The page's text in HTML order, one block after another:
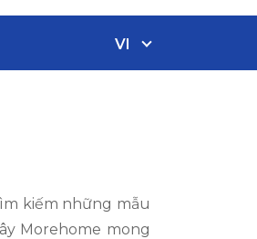
VI
kiếm những mẫu
Morehome mong